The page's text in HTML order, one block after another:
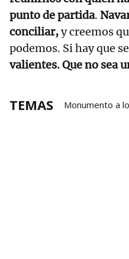
punto de partida.
conciliar,y creemos
podemos. Si hay que
valientes. Que no sea
TEMAS
Monumento a